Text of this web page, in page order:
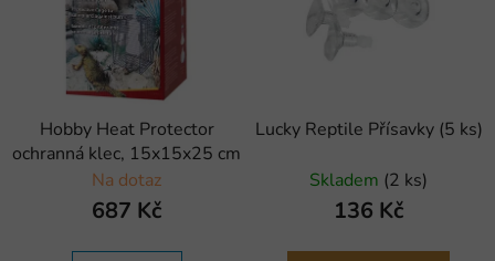
Hobby Heat Protector
ochranná klec, 15x15x25 cm
Na dotaz
687 Kč
Lucky Reptile Přísavky (5 ks)
Skladem (2 ks)
136 Kč